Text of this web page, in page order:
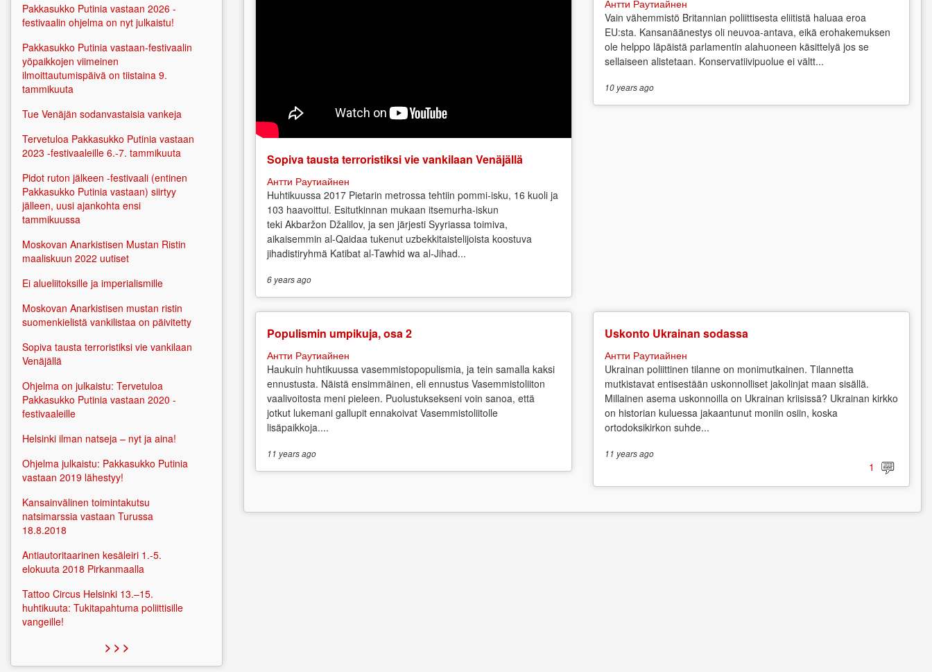
Sopiva tausta terroristiksi vie vankilaan Venäjällä
Антти Раутиайнен
Huhtikuussa 2017 Pietarin metrossa tehtiin pommi-isku, 16 kuoli ja
103 haavoittui. Esitutkinnan mukaan itsemurha-iskun
teki Akbaržon Džalilov, ja sen järjesti Syyriassa toimiva,
aikaisemmin al-Qaidaa tukenut uzbekkitaistelijoista koostuva
jihadistiryhmä Katibat al-Tawhid wa al-Jihad...
6 yearsago
Антти Раутиайнен
Vain vähemmistö Britannian poliittisesta eliitistä haluaa eroa
EU:sta. Kansanäänestys oli neuvoa-antava, eikä erohakemuksen
ole helppo läpäistä parlamentin alahuoneen käsittelyä jos se
sellaiseen alistetaan. Konservatiivipuolue ei vältt...
10 yearsago
Populismin umpikuja, osa 2
Антти Раутиайнен
Haukuin huhtikuussa vasemmistopopulismia, ja tein samalla kaksi
ennustusta. Näistä ensimmäinen, eli ennustus Vasemmistoliiton
vaalivoitosta meni pieleen. Puolustuksekseni voin sanoa, että
jotkut lukemani gallupit ennakoivat Vasemmistoliitolle
lisäpaikkoja....
11 yearsago
Uskonto Ukrainan sodassa
Антти Раутиайнен
Ukrainan poliittinen tilanne on monimutkainen. Tilannetta
mutkistavat entisestään uskonnolliset jakolinjat maan sisällä.
Millainen asema uskonnoilla on Ukrainan kriisissä? Ukrainan kirkko
on historian kuluessa jakaantunut moniin osiin, koska
ortodoksikirkon suhde...
11 yearsago
1
Pakkasukko Putinia vastaan 2026 -
festivaalin ohjelma on nyt julkaistu!
Pakkasukko Putinia vastaan-festivaalin
yöpaikkojen viimeinen
ilmoittautumispäivä on tiistaina 9.
tammikuuta
Tue Venäjän sodanvastaisia vankeja
Tervetuloa Pakkasukko Putinia vastaan
2023 -festivaaleille 6.-7. tammikuuta
Pidot ruton jälkeen -festivaali (entinen
Pakkasukko Putinia vastaan) siirtyy
jälleen, uusi ajankohta ensi
tammikuussa
Moskovan Anarkistisen Mustan Ristin
maaliskuun 2022 uutiset
Ei alueliitoksille ja imperialismille
Moskovan Anarkistisen mustan ristin
suomenkielistä vankilistaa on päivitetty
Sopiva tausta terroristiksi vie vankilaan
Venäjällä
Ohjelma on julkaistu: Tervetuloa
Pakkasukko Putinia vastaan 2020 -
festivaaleille
Helsinki ilman natseja – nyt ja aina!
Ohjelma julkaistu: Pakkasukko Putinia
vastaan 2019 lähestyy!
Kansainvälinen toimintakutsu
natsimarssia vastaan Turussa
18.8.2018
Antiautoritaarinen kesäleiri 1.-5.
elokuuta 2018 Pirkanmaalla
Tattoo Circus Helsinki 13.–15.
huhtikuuta: Tukitapahtuma poliittisille
vangeille!
> > >